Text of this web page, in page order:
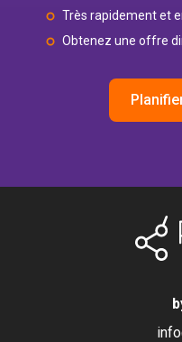
Très rapidement et
Obtenez une offre